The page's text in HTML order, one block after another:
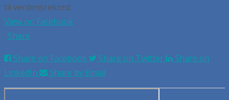
til verdensrekord.
View on Facebook
· Share
Share on Facebook
Share on Twitter
Share on
LinkedIn
Share by Email